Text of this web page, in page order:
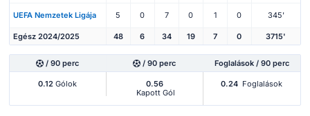
UEFA Nemzetek Ligája 5 0 7 0 1 0 345'
Egész 2024/2025 48 6 34 19 7 0 3715'
/ 90 perc / 90 perc Foglalások / 90 perc
0.12 Gólok
0.56
Kapott Gól
0.24 Foglalások